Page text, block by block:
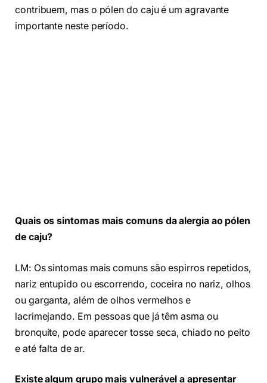
contribuem, mas o pólen do caju é um agravante
importante neste período.
Quais os sintomas mais comuns da alergia ao pólen
de caju?
LM: Os sintomas mais comuns são espirros repetidos,
nariz entupido ou escorrendo, coceira no nariz, olhos
ou garganta, além de olhos vermelhos e
lacrimejando. Em pessoas que já têm asma ou
bronquite, pode aparecer tosse seca, chiado no peito
e até falta de ar.
Existe algum grupo mais vulnerável a apresentar